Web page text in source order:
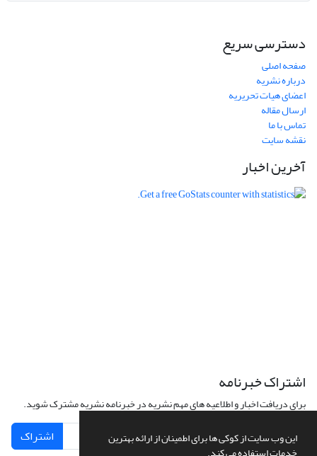
این وب سایت از کوکی ها برای اطمینان از ارائه بهترین
دسترسی سریع
صفحه اصلی
درباره نشریه
اعضای هیات تحریریه
ارسال مقاله
تماس با ما
نقشه سایت
آخرین اخبار
اشتراک خبرنامه
برای دریافت اخبار و اطلاعیه های مهم نشریه در خبرنامه نشریه مشترک شوید.
اشتراک